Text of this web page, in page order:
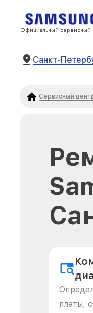
Официальный сервисный
Санкт-
Сервисный
платы,